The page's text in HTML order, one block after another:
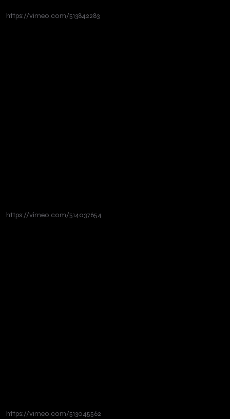
https://vimeo.com/513842283
https://vimeo.com/514037654
https://vimeo.com/513045562